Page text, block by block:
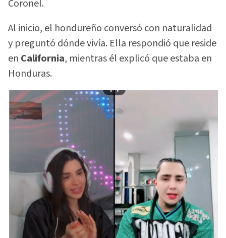
Coronel.
Al inicio, el hondureño conversó con naturalidad
y preguntó dónde vivía. Ella respondió que reside
en California, mientras él explicó que estaba en
Honduras.